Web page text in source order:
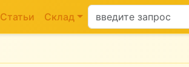
Статьи Склад